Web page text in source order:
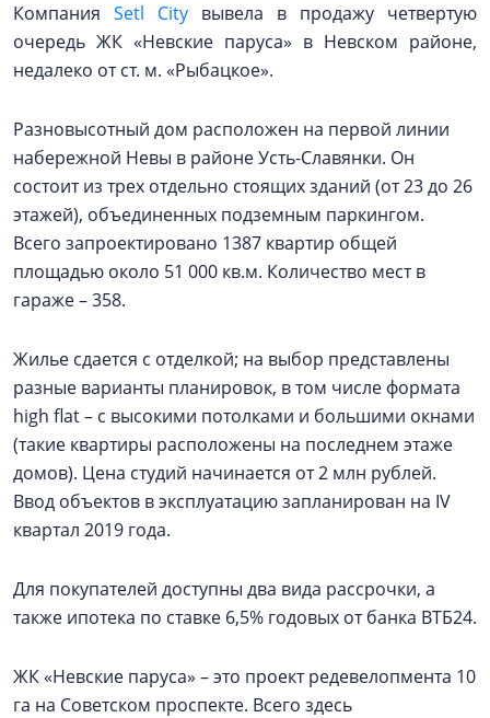
Компания Setl City вывела в продажу четвертую
очередь ЖК «Невские паруса» в Невском районе,
недалеко от ст. м. «Рыбацкое».
Разновысотный дом расположен на первой линии
набережной Невы в районе Усть-Славянки. Он
состоит из трех отдельно стоящих зданий (от 23 до 26
этажей), объединенных подземным паркингом.
Всего запроектировано 1387 квартир общей
площадью около 51 000 кв.м. Количество мест в
гараже – 358.
Жилье сдается с отделкой; на выбор представлены
разные варианты планировок, в том числе формата
high flat – с высокими потолками и большими окнами
(такие квартиры расположены на последнем этаже
домов). Цена студий начинается от 2 млн рублей.
Ввод объектов в эксплуатацию запланирован на IV
квартал 2019 года.
Для покупателей доступны два вида рассрочки, а
также ипотека по ставке 6,5% годовых от банка ВТБ24.
ЖК «Невские паруса» – это проект редевелопмента 10
га на Советском проспекте. Всего здесь